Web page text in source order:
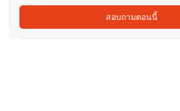
สอบถามตอนนี้